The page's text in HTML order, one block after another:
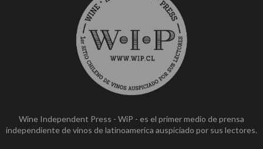
Wine Independent Press - WiP - es el primer medio de prensa
independiente de vinos de latinoamerica auspiciado por sus lectores.